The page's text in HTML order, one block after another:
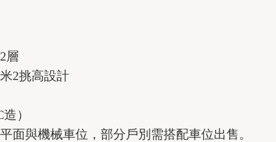
層
2挑高設計
）
面與機械車位，部分戶別需搭配車位出售。